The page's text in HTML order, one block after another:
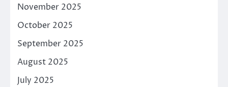
November 2025
October 2025
September 2025
August 2025
July 2025